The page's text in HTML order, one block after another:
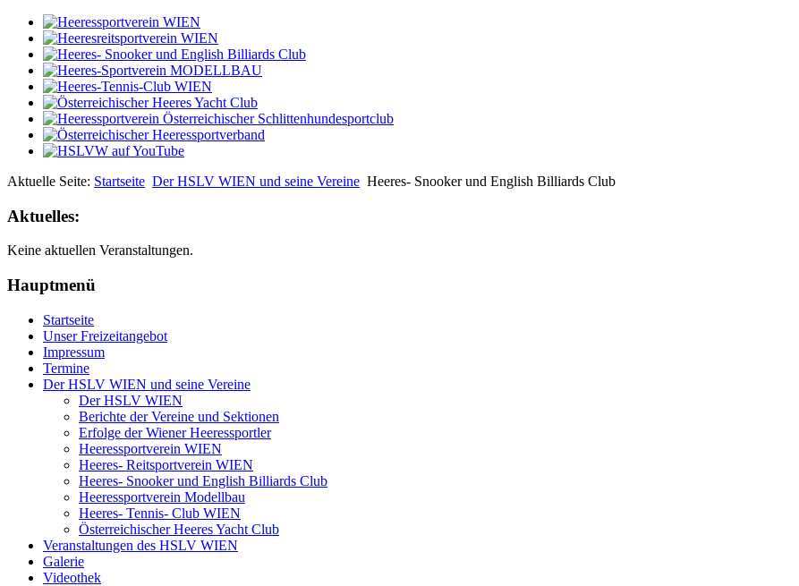
Aktuelle Seite: Startseite Der HSLV WIEN und seine Vereine Heeres- Snooker und English Billiards Club
Aktuelles:
Keine aktuellen Veranstaltungen.
Hauptmenü
Startseite
Unser Freizeitangebot
Impressum
Termine
Der HSLV WIEN und seine Vereine
Der HSLV WIEN
Berichte der Vereine und Sektionen
Erfolge der Wiener Heeressportler
Heeressportverein WIEN
Heeres- Reitsportverein WIEN
Heeres- Snooker und English Billiards Club
Heeressportverein Modellbau
Heeres- Tennis- Club WIEN
Österreichischer Heeres Yacht Club
Veranstaltungen des HSLV WIEN
Galerie
Videothek